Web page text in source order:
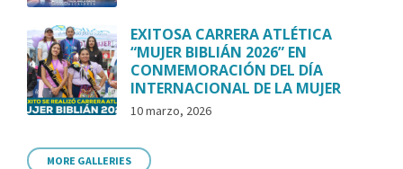
EXITOSA CARRERA ATLÉTICA
“MUJER BIBLIÁN 2026” EN
CONMEMORACIÓN DEL DÍA
INTERNACIONAL DE LA MUJER
10 marzo, 2026
MORE GALLERIES